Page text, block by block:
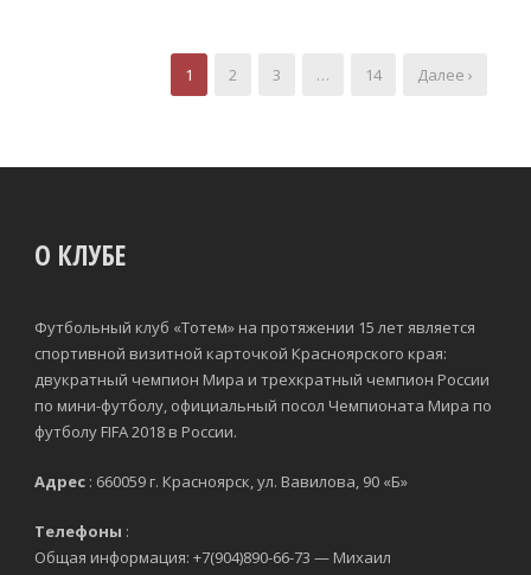
1 2 3 … 14 Далее ›
О КЛУБЕ
Футбольный клуб «Тотем» на протяжении 15 лет является
спортивной визитной карточкой Красноярского края:
двукратный чемпион Мира и трехкратный чемпион России
по мини-футболу, официальный посол Чемпионата Мира по
футболу FIFA 2018 в России.
Адрес : 660059 г. Красноярск, ул. Вавилова, 90 «Б»
Телефоны :
Общая информация: +7(904)890-66-73 — Михаил